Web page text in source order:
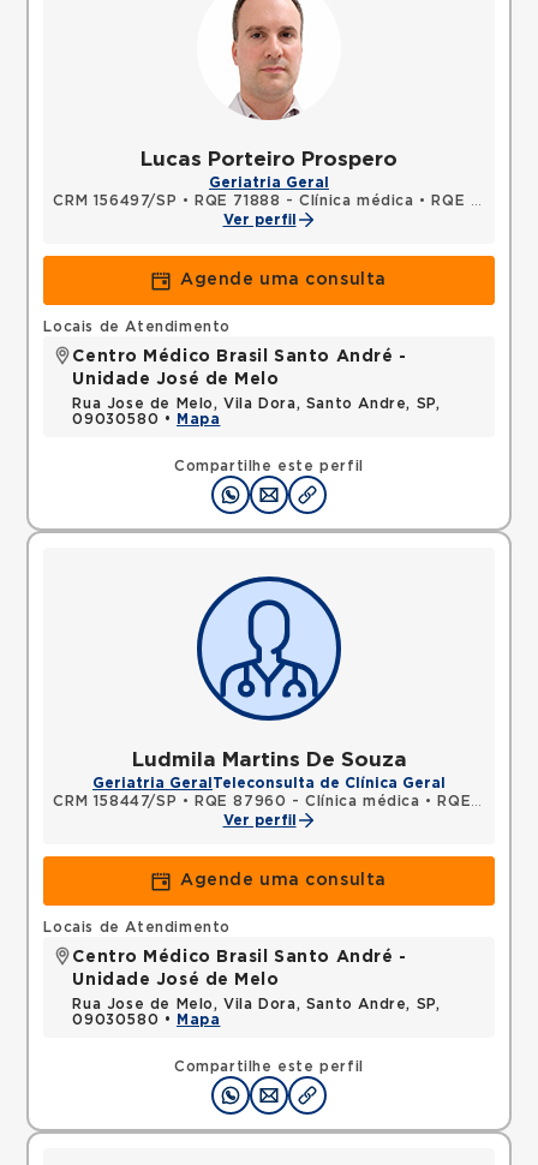
Lucas Porteiro Prospero
Geriatria Geral
CRM 156497/SP • RQE 71888 - Clínica médica •
RQE 71889 - Geriatria
Ver perfil
Agende uma consulta
Compartilhe este perfil
Locais de Atendimento
Centro Médico Brasil Santo André -
Unidade José de Melo
Rua Jose de Melo, Vila Dora, Santo Andre, SP,
09030580 •
Mapa
Ludmila Martins De Souza
Geriatria Geral Teleconsulta de Clínica Geral
CRM 158447/SP • RQE 87960 - Clínica médica •
RQE 112843 - Geriatria
Ver perfil
Agende uma consulta
Compartilhe este perfil
Locais de Atendimento
Centro Médico Brasil Santo André -
Unidade José de Melo
Rua Jose de Melo, Vila Dora, Santo Andre, SP,
09030580 •
Mapa